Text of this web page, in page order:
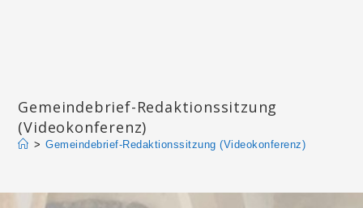
Gemeindebrief-Redaktionssitzung
(Videokonferenz)
> Gemeindebrief-Redaktionssitzung (Videokonferenz)